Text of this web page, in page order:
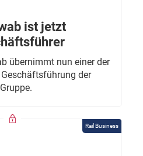
ist jetzt
übernimmt nun einer der
der
Rail Business